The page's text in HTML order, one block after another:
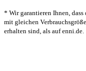
* Wir garantieren Ihnen,
mit gleichen
erhalten sind, als auf enni.de.